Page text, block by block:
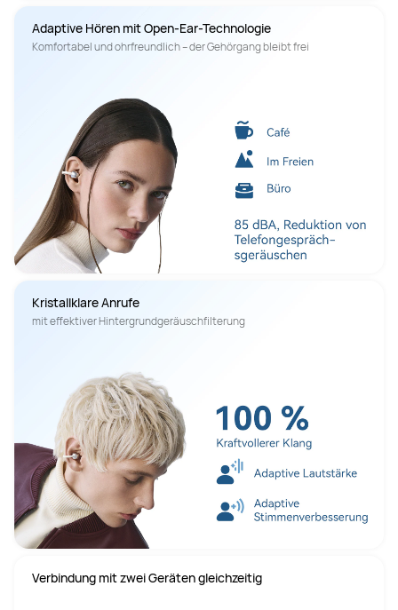
Adaptive Hören mit Open-Ear-Technologie
Komfortabel und ohrfreundlich – der Gehörgang bleibt frei
Kristallklare Anrufe
mit effektiver Hintergrundgeräuschfilterung
Verbindung mit zwei Geräten gleichzeitig